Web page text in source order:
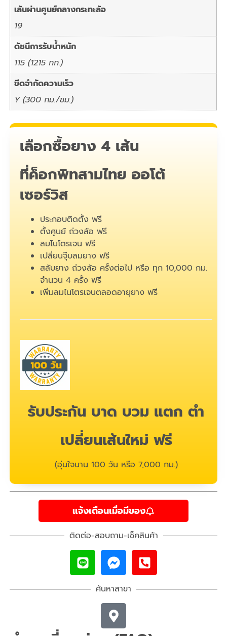
เส้นผ่านศูนย์กลางกระทะล้อ
19
ดัชนีการรับน้ำหนัก
115 (1215 กก.)
ขีดจำกัดความเร็ว
Y (300 กม./ชม.)
เลือกซื้อยาง 4 เส้น
ที่ค็อกพิทสามไทย ออโต้
เซอร์วิส
ประกอบติดตั้ง ฟรี
ตั้งศูนย์ ถ่วงล้อ ฟรี
ลมไนโตรเจน ฟรี
เปลี่ยนจุ๊บลมยาง ฟรี
สลับยาง ถ่วงล้อ ครั้งต่อไป หรือ ทุก 10,000 กม.
จำนวน 4 ครั้ง ฟรี
เพิ่มลมไนโตรเจนตลอดอายุยาง ฟรี
รับประกัน บาด บวม แตก ตำ
เปลี่ยนเส้นใหม่ ฟรี
(อุ่นใจนาน 100 วัน หรือ 7,000 กม.)
แจ้งเตือนเมื่อมีของ
ติดต่อ-สอบถาม-เช็คสินค้า
ค้นหาสาขา